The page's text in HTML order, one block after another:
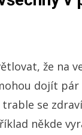
že na
dojít
trable se
někde